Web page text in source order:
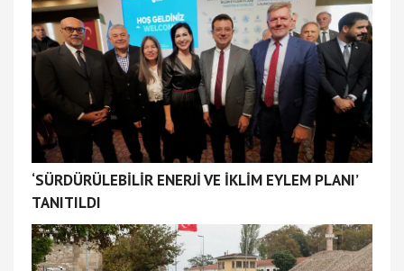
‘SÜRDÜRÜLEBİLİR ENERJİ VE İKLİM EYLEM PLANI’
TANITILDI